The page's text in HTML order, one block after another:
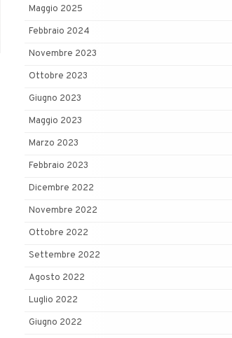
Maggio 2025
Febbraio 2024
Novembre 2023
Ottobre 2023
Giugno 2023
Maggio 2023
Marzo 2023
Febbraio 2023
Dicembre 2022
Novembre 2022
Ottobre 2022
Settembre 2022
Agosto 2022
Luglio 2022
Giugno 2022